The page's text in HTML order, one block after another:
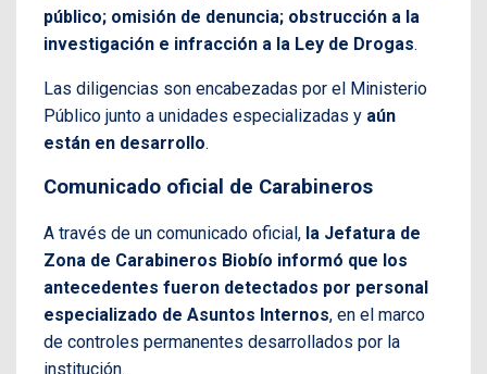
público; omisión de denuncia; obstrucción a la
investigación e infracción a la Ley de Drogas.
Las diligencias son encabezadas por el Ministerio
Público junto a unidades especializadas y aún
están en desarrollo.
Comunicado oficial de Carabineros
A través de un comunicado oficial, la Jefatura de
Zona de Carabineros Biobío informó que los
antecedentes fueron detectados por personal
especializado de Asuntos Internos, en el marco
de controles permanentes desarrollados por la
institución.